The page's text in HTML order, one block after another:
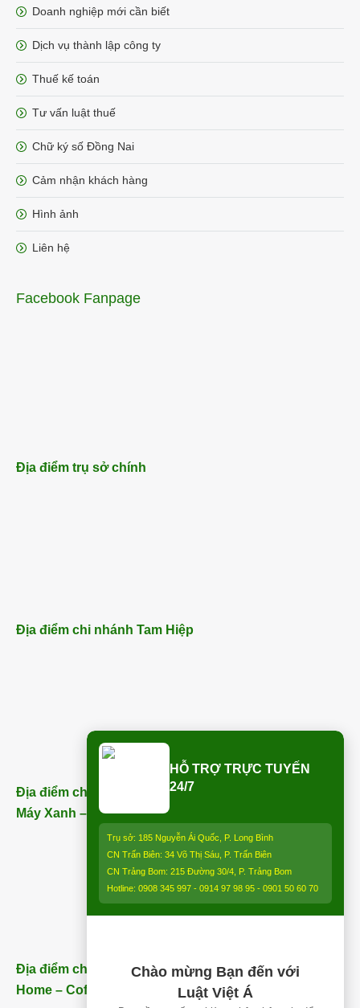
Doanh nghiệp mới cần biết
Dịch vụ thành lập công ty
Thuế kế toán
Tư vấn luật thuế
Chữ ký số Đồng Nai
Cảm nhận khách hàng
Hình ảnh
Liên hệ
Facebook Fanpage
Địa điểm trụ sở chính
Địa điểm chi nhánh Tam Hiệp
Địa điểm chi nhánh Trảng Bom (ngay bên cạnh Điện
Máy Xanh – Trảng Bom) – ĐT:
Địa điểm chi nhánh Nhơn Trạch (Gần Thăng Long
Home – Coffee) – ĐT:
0913 850 997
HỖ TRỢ TRỰC TUYẾN
24/7
Trụ sở: 185 Nguyễn Ái Quốc, P. Long Bình
CN Trấn Biên: 34 Võ Thị Sáu, P. Trấn Biên
CN Trảng Bom: 215 Đường 30/4, P. Trảng Bom
Hotline: 0908 345 997 - 0914 97 98 95 - 0901 50 60 70
Chào mừng Bạn đến với
Luật Việt Á